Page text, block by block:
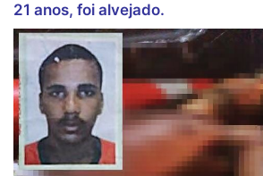
21 anos, foi alvejado.